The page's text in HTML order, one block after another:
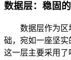
数据层：稳固
数据层作为区
础，宛如一座坚实
这一层主要采用